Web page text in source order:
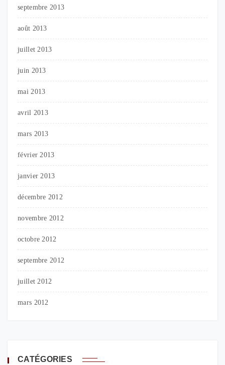
septembre 2013
août 2013
juillet 2013
juin 2013
mai 2013
avril 2013
mars 2013
février 2013
janvier 2013
décembre 2012
novembre 2012
octobre 2012
septembre 2012
juillet 2012
mars 2012
CATÉGORIES